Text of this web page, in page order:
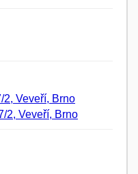
2, Veveří, Brno
2, Veveří, Brno